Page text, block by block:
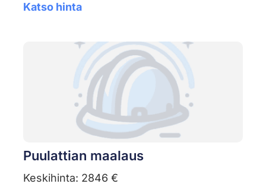
Katso hinta
Puulattian maalaus
Keskihinta: 2846 €